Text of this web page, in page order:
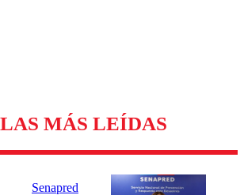
LAS MÁS LEÍDAS
Senapred